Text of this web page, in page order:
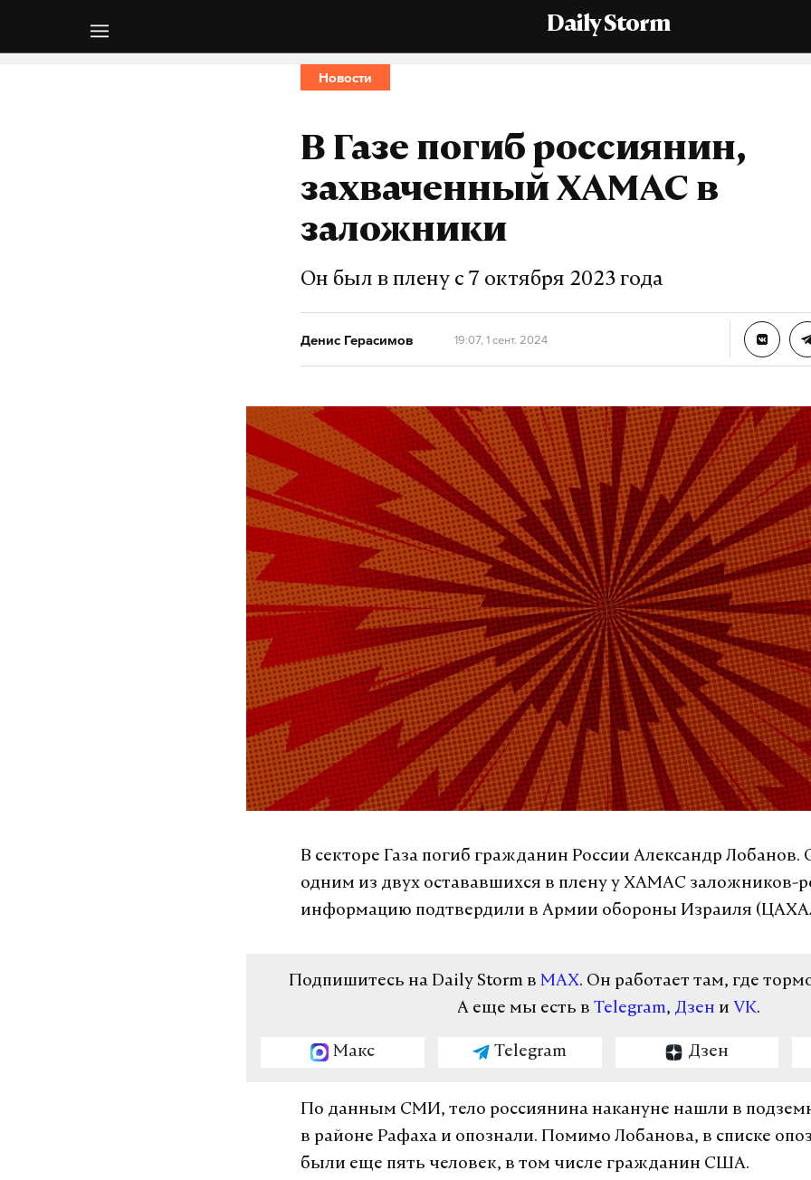
Daily Storm
Новости
В Газе погиб россиянин,
захваченный ХАМАС в
заложники
Он был в плену с 7 октября 2023 года
Денис Герасимов 19:07, 1 сент. 2024
В секторе Газа погиб гражданин России Александр
одним из двух остававшихся в плену у ХАМАС заложников-
информацию подтвердили в Армии обороны Израиля
Подпишитесь на Daily Storm в MAX. Он работает там, где
А еще мы есть в Telegram, Дзен и VK.
Макс Telegram Дзен
По данным СМИ, тело россиянина накануне нашли в
в районе Рафаха и опознали. Помимо Лобанова, в списке
были еще пять человек, в том числе гражданин США.